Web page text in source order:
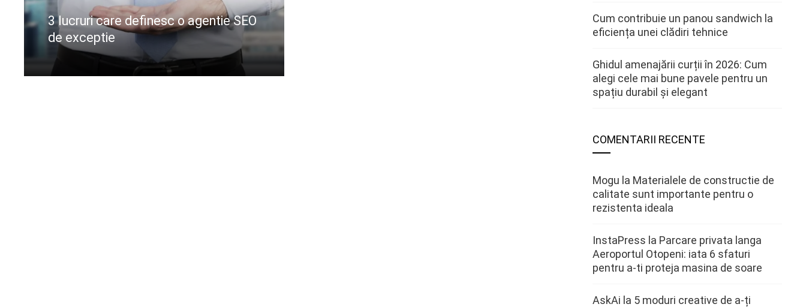
3 lucruri care definesc o agentie SEO
de exceptie
CIteste mai departe
Cum contribuie un panou sandwich la
eficiența unei clădiri tehnice
Ghidul amenajării curții în 2026: Cum
alegi cele mai bune pavele pentru un
spațiu durabil și elegant
COMENTARII RECENTE
Mogu la Materialele de constructie de
calitate sunt importante pentru o
rezistenta ideala
InstaPress la Parcare privata langa
Aeroportul Otopeni: iata 6 sfaturi
pentru a-ti proteja masina de soare
AskAi la 5 moduri creative de a-ți